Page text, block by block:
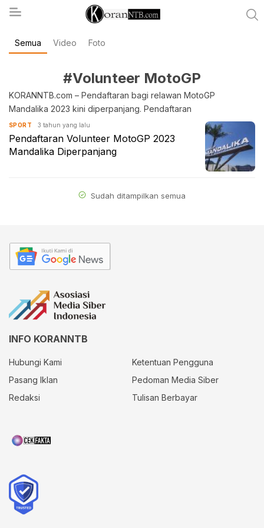
koranntb.com
Semua Video Foto
#Volunteer MotoGP
KORANNTB.com – Pendaftaran bagi relawan MotoGP
Mandalika 2023 kini diperpanjang. Pendaftaran
SPORT 3 tahun yang lalu
Pendaftaran Volunteer MotoGP 2023
Mandalika Diperpanjang
Sudah ditampilkan semua
INFO KORANNTB
Hubungi Kami
Ketentuan Pengguna
Pasang Iklan
Pedoman Media Siber
Redaksi
Tulisan Berbayar